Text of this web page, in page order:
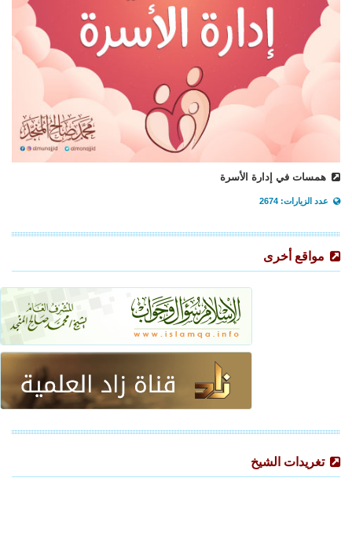
همسات في إدارة الأسرة
عدد الزيارات: 2674
مواقع أخرى
تغريدات الشيخ